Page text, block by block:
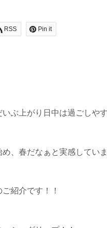
RSS Pin it
ぶ上がり日中は過ごしや
、春だなぁと実感していま
紹介です！！